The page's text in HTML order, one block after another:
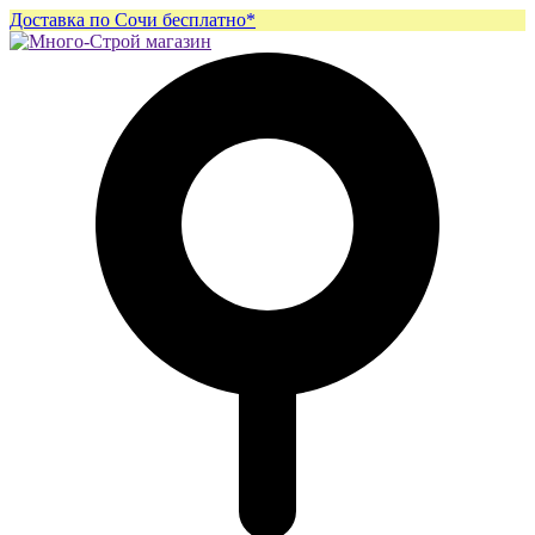
Доставка по Сочи бесплатно*